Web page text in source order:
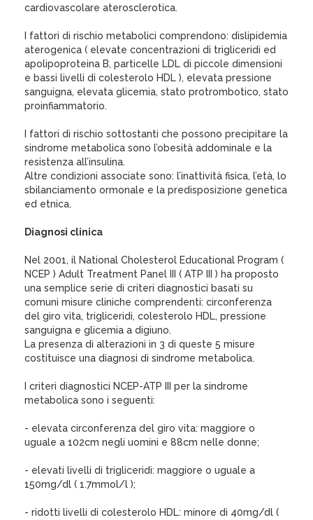
cardiovascolare aterosclerotica.
I fattori di rischio metabolici comprendono: dislipidemia
aterogenica ( elevate concentrazioni di trigliceridi ed
apolipoproteina B, particelle LDL di piccole dimensioni
e bassi livelli di colesterolo HDL ), elevata pressione
sanguigna, elevata glicemia, stato protrombotico, stato
proinfiammatorio.
I fattori di rischio sottostanti che possono precipitare la
sindrome metabolica sono l’obesità addominale e la
resistenza all’insulina.
Altre condizioni associate sono: l’inattività fisica, l’età, lo
sbilanciamento ormonale e la predisposizione genetica
ed etnica.
Diagnosi clinica
Nel 2001, il National Cholesterol Educational Program (
NCEP ) Adult Treatment Panel III ( ATP III ) ha proposto
una semplice serie di criteri diagnostici basati su
comuni misure cliniche comprendenti: circonferenza
del giro vita, trigliceridi, colesterolo HDL, pressione
sanguigna e glicemia a digiuno.
La presenza di alterazioni in 3 di queste 5 misure
costituisce una diagnosi di sindrome metabolica.
I criteri diagnostici NCEP-ATP III per la sindrome
metabolica sono i seguenti:
- elevata circonferenza del giro vita: maggiore o
uguale a 102cm negli uomini e 88cm nelle donne;
- elevati livelli di trigliceridi: maggiore o uguale a
150mg/dl ( 1.7mmol/l );
- ridotti livelli di colesterolo HDL: minore di 40mg/dl (